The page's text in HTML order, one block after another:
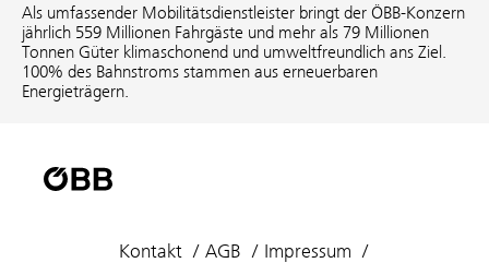
Als umfassender Mobilitätsdienstleister bringt der ÖBB-Konzern
jährlich 559 Millionen Fahrgäste und mehr als 79 Millionen
Tonnen Güter klimaschonend und umweltfreundlich ans Ziel.
100% des Bahnstroms stammen aus erneuerbaren
Energieträgern.
Kontakt AGB
Impressum